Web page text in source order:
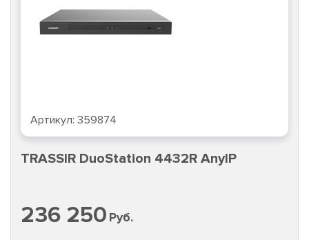
Артикул: 359874
TRASSIR DuoStation 4432R AnyIP
236 250 Руб.